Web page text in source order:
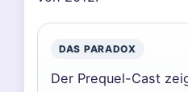
DAS PARADOX
Der Prequel-Cast